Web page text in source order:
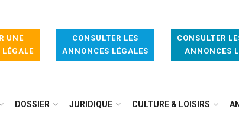
UNE
CONSULTER LES
ANNONCES LÉGALES
CONSULTER
ANNONCES
DOSSIER JURIDIQUE CULTURE & LOISIRS